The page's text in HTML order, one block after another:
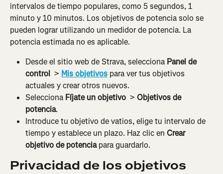
intervalos de tiempo populares, como 5 segundos, 1
minuto y 10 minutos. Los objetivos de potencia solo se
pueden lograr utilizando un medidor de potencia. La
potencia estimada no es aplicable.
Desde el sitio web de Strava, selecciona Panel de
control > Mis objetivos para ver tus objetivos
actuales y crear otros nuevos.
Selecciona Fíjate un objetivo > Objetivos de
potencia.
Introduce tu objetivo de vatios, elige tu intervalo de
tiempo y establece un plazo. Haz clic en Crear
objetivo de potencia para guardarlo.
Privacidad de los objetivos